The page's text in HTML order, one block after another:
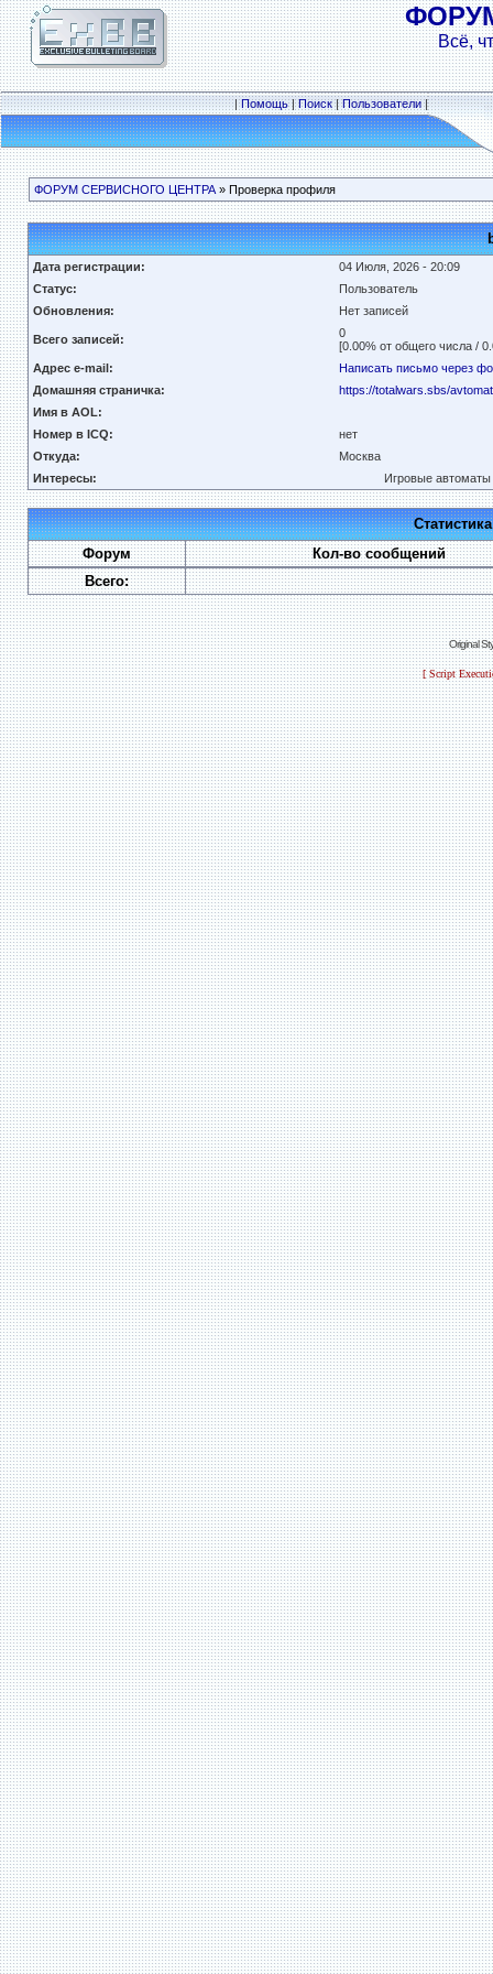
Всё,
|Помощь|Поиск|Пользователи|
ФОРУМ СЕРВИСНОГО ЦЕНТРА» Проверка профиля
Дата регистрации:
04 Июля, 2026 - 20:09
Статус:
Пользователь
Обновления:
Нет записей
Всего записей:
0
[0.00% от общего числа /
Адрес e-mail:
Написать письмо через
Домашняя страничка:
https://totalwars.sbs/
Имя в AOL:
Номер в ICQ:
нет
Откуда:
Москва
Интересы:
Игровые автоматы
Форум
Кол-во сообщений
Всего:
Original
[ Script